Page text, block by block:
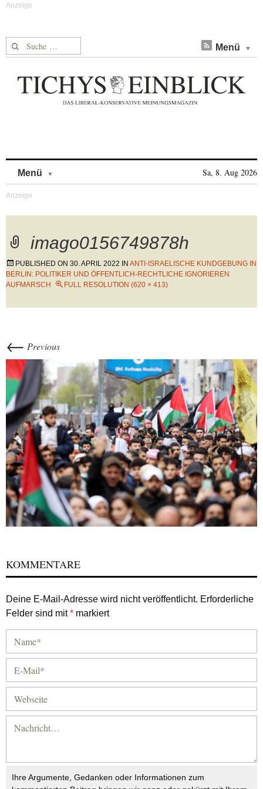
Suche nach: Menü
Menü Sa, 8. Aug 2026
imago0156749878h
PUBLISHED ON 30. APRIL 2022 IN ANTI-ISRAELISCHE KUNDGEBUNG IN
BERLIN: POLITIKER UND ÖFFENTLICH-RECHTLICHE IGNORIEREN
AUFMARSCH
FULL RESOLUTION (620 × 413)
← Previous
KOMMENTARE
Deine E-Mail-Adresse wird nicht veröffentlicht. Erforderliche
Felder sind mit* markiert
Ihre Argumente, Gedanken oder Informationen zum